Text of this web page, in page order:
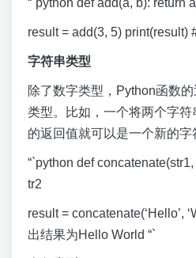
“`python def add(a, b): return
result = add(3, 5) print(result)
字符串类型
除了数字类型，Python函数
类型。比如，一个将两个字
的返回值就可以是一个新的字
“`python def concatenate(str1,
tr2
result = concatenate(‘Hello’,
出结果为Hello World “`